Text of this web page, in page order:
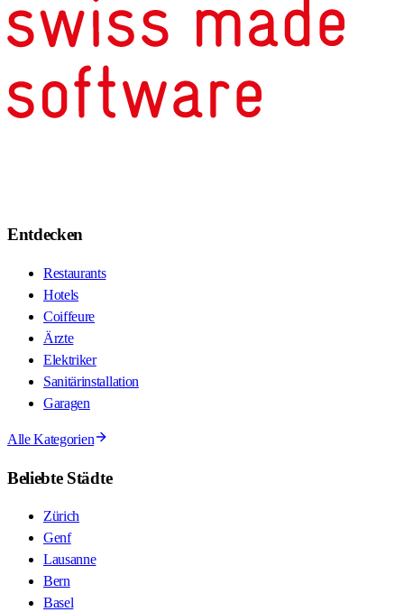
Entdecken
Restaurants
Hotels
Coiffeure
Ärzte
Elektriker
Sanitärinstallation
Garagen
Alle Kategorien
Beliebte Städte
Zürich
Genf
Lausanne
Bern
Basel